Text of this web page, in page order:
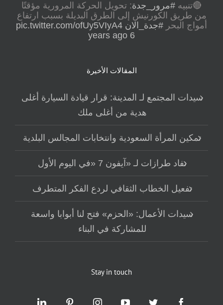
🔴تنبيه #مرور_جدة: تحويل الحركة المرورية مؤقتًا
من طريق الكورنيش إلى الطرق البديلة بسبب ارتفاع
أمواج البحر #جدة_الان pic.twitter.com/ofUy5VIyA4
6 years ago
المقالات الأخيرة
سيدات المجتمع لـ المدينة: قرار قيادة السيارة أغلى
هدية من أغلى ملك
تمكين المرأة السعودية وانتخابات المجالس البلدية
نفاد طرازات لـ «آيفون 7 «في اليوم الأول
تفعيل الخطاب الثقافي لردع الفكر المتطرف
سيدات الأعمال: «الحزم» فتح لنا أبوابا واسعة
للمشاركة في البناء
Stay in touch